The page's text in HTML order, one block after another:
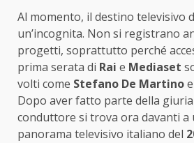
Al momento, il destino televisivo
un’incognita. Non si registrano
progetti, soprattutto perché
prima serata di Rai e Mediaset
volti come Stefano De Martinoe
Dopo aver fatto parte della
conduttore si trova ora davanti a
panorama televisivo italiano del